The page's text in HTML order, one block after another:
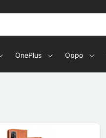
OnePlus Oppo